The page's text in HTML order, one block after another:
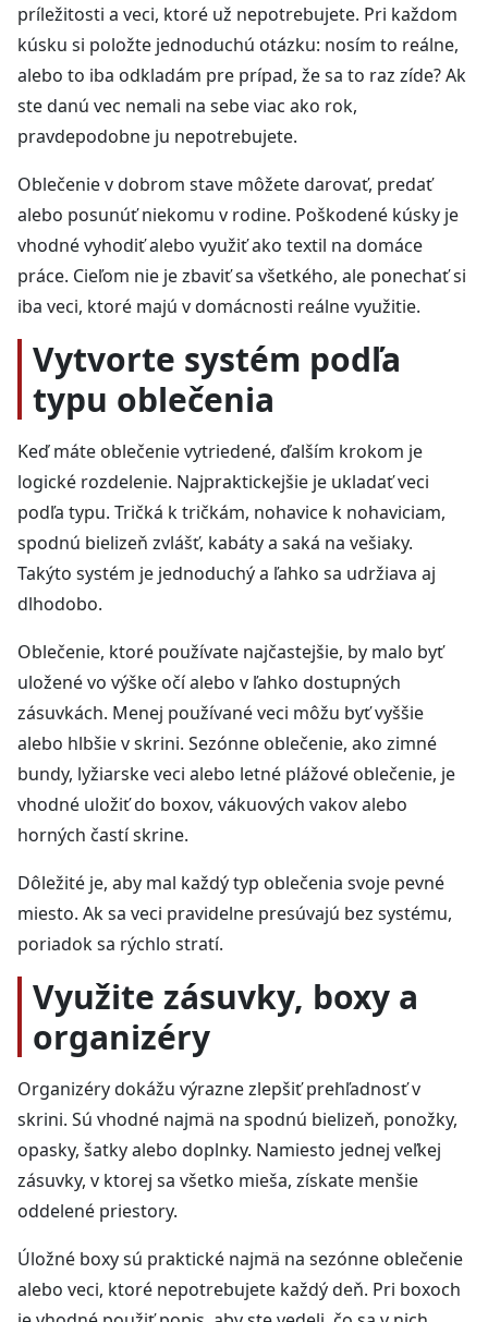
príležitosti a veci, ktoré už nepotrebujete. Pri každom
kúsku si položte jednoduchú otázku: nosím to reálne,
alebo to iba odkladám pre prípad, že sa to raz zíde? Ak
ste danú vec nemali na sebe viac ako rok,
pravdepodobne ju nepotrebujete.
Oblečenie v dobrom stave môžete darovať, predať
alebo posunúť niekomu v rodine. Poškodené kúsky je
vhodné vyhodiť alebo využiť ako textil na domáce
práce. Cieľom nie je zbaviť sa všetkého, ale ponechať si
iba veci, ktoré majú v domácnosti reálne využitie.
Vytvorte systém podľa
typu oblečenia
Keď máte oblečenie vytriedené, ďalším krokom je
logické rozdelenie. Najpraktickejšie je ukladať veci
podľa typu. Tričká k tričkám, nohavice k nohaviciam,
spodnú bielizeň zvlášť, kabáty a saká na vešiaky.
Takýto systém je jednoduchý a ľahko sa udržiava aj
dlhodobo.
Oblečenie, ktoré používate najčastejšie, by malo byť
uložené vo výške očí alebo v ľahko dostupných
zásuvkách. Menej používané veci môžu byť vyššie
alebo hlbšie v skrini. Sezónne oblečenie, ako zimné
bundy, lyžiarske veci alebo letné plážové oblečenie, je
vhodné uložiť do boxov, vákuových vakov alebo
horných častí skrine.
Dôležité je, aby mal každý typ oblečenia svoje pevné
miesto. Ak sa veci pravidelne presúvajú bez systému,
poriadok sa rýchlo stratí.
Využite zásuvky, boxy a
organizéry
Organizéry dokážu výrazne zlepšiť prehľadnosť v
skrini. Sú vhodné najmä na spodnú bielizeň, ponožky,
opasky, šatky alebo doplnky. Namiesto jednej veľkej
zásuvky, v ktorej sa všetko mieša, získate menšie
oddelené priestory.
Úložné boxy sú praktické najmä na sezónne oblečenie
alebo veci, ktoré nepotrebujete každý deň. Pri boxoch